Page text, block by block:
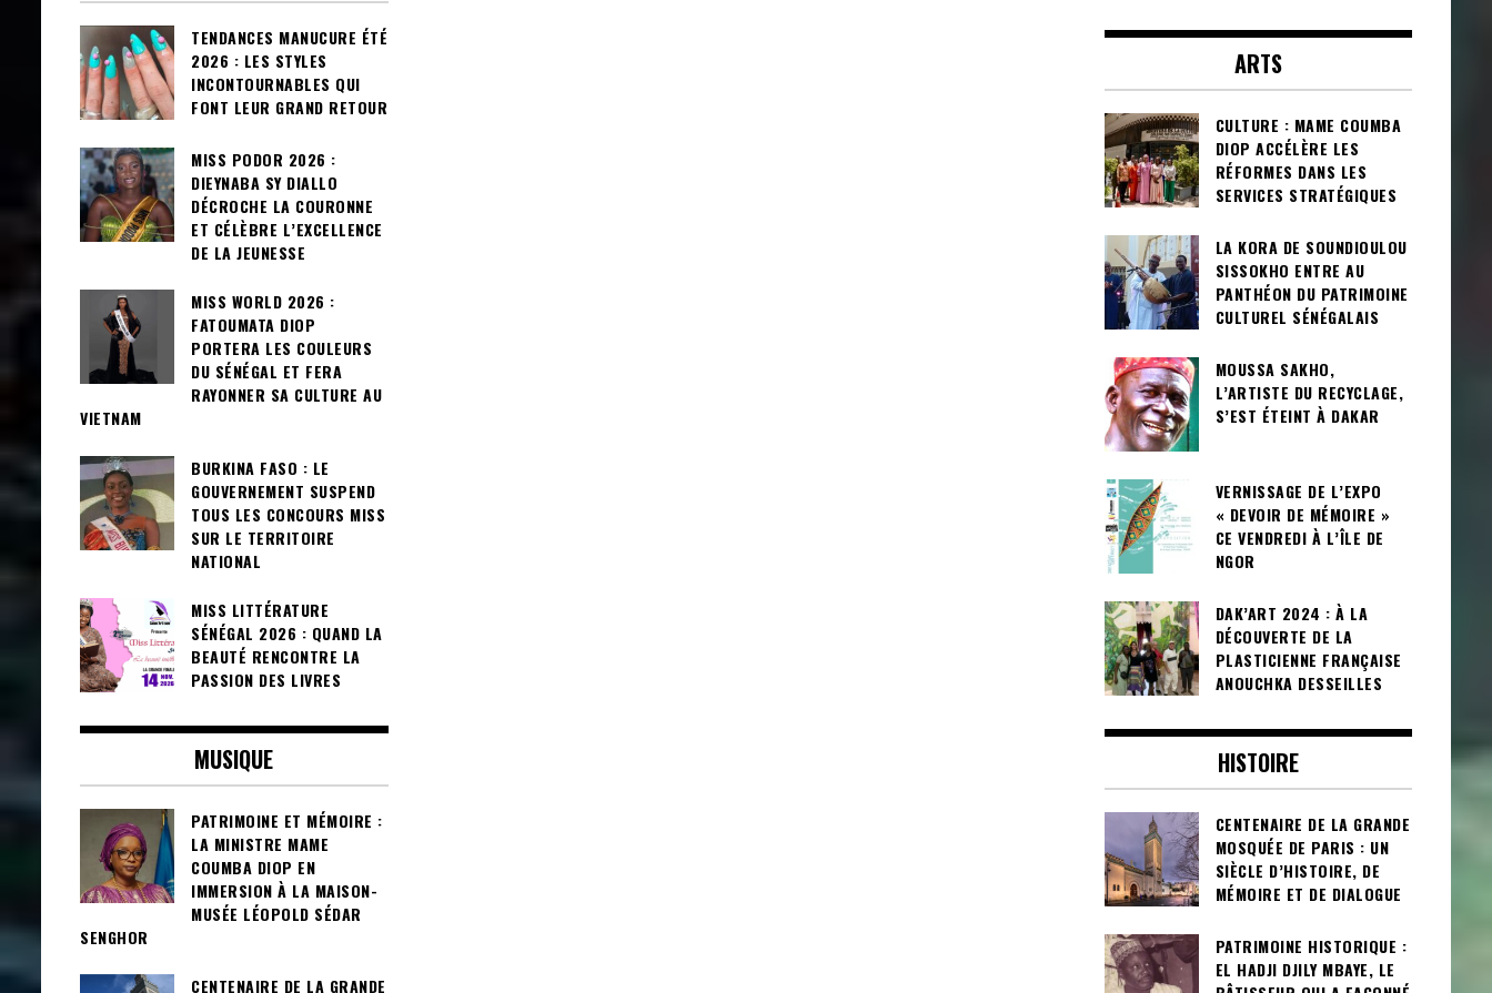
TENDANCES MANUCURE ÉTÉ
2026 : LES STYLES
INCONTOURNABLES QUI
FONT LEUR GRAND RETOUR
MISS PODOR 2026 :
DIEYNABA SY DIALLO
DÉCROCHE LA COURONNE
ET CÉLÈBRE L’EXCELLENCE
DE LA JEUNESSE
MISS WORLD 2026 :
FATOUMATA DIOP
PORTERA LES COULEURS
DU SÉNÉGAL ET FERA
RAYONNER SA CULTURE AU
VIETNAM
BURKINA FASO : LE
GOUVERNEMENT SUSPEND
TOUS LES CONCOURS MISS
SUR LE TERRITOIRE
NATIONAL
MISS LITTÉRATURE
SÉNÉGAL 2026 : QUAND LA
BEAUTÉ RENCONTRE LA
PASSION DES LIVRES
MUSIQUE
PATRIMOINE ET MÉMOIRE :
LA MINISTRE MAME
COUMBA DIOP EN
IMMERSION À LA MAISON-
MUSÉE LÉOPOLD SÉDAR
SENGHOR
CENTENAIRE DE LA GRANDE
ARTS
CULTURE : MAME COUMBA
DIOP ACCÉLÈRE LES
RÉFORMES DANS LES
SERVICES STRATÉGIQUES
LA KORA DE SOUNDIOULOU
SISSOKHO ENTRE AU
PANTHÉON DU PATRIMOINE
CULTUREL SÉNÉGALAIS
MOUSSA SAKHO,
L’ARTISTE DU RECYCLAGE,
S’EST ÉTEINT À DAKAR
VERNISSAGE DE L’EXPO
« DEVOIR DE MÉMOIRE »
CE VENDREDI À L’ÎLE DE
NGOR
DAK’ART 2024 : À LA
DÉCOUVERTE DE LA
PLASTICIENNE FRANÇAISE
ANOUCHKA DESSEILLES
HISTOIRE
CENTENAIRE DE LA GRANDE
MOSQUÉE DE PARIS : UN
SIÈCLE D’HISTOIRE, DE
MÉMOIRE ET DE DIALOGUE
PATRIMOINE HISTORIQUE :
EL HADJI DJILY MBAYE, LE